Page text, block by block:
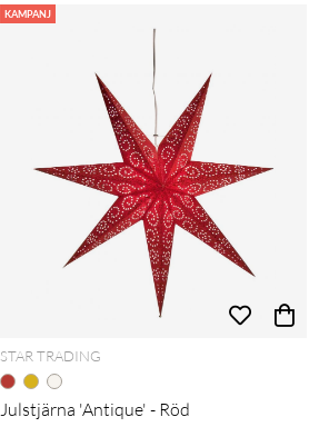
KAMPANJ
STAR TRADING
Julstjärna 'Antique' - Röd